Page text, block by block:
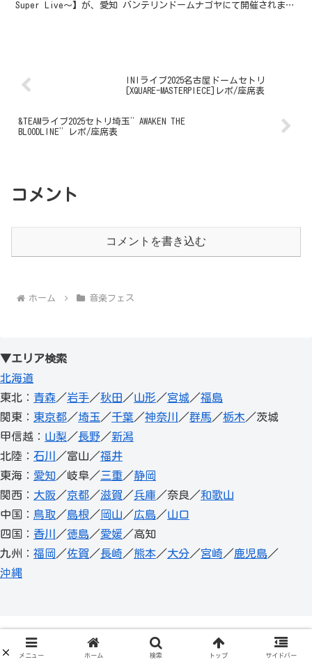
Super Live～】が、愛知 バンテリンドームナゴヤにて開催されま
INIライブ2025名古屋ドームセトリ
[XQUARE-MASTERPIECE]レポ/座席表
&TEAMライブ2025セトリ埼玉”AWAKEN THE
BLOODLINE”レポ/座席表
コメント
コメントを書き込む
ホーム 音楽フェス
▼エリア検索
北海道
東北： 青森／岩手／秋田 ／山形／宮城 ／福島
関東： 東京都／埼玉 ／千葉 ／神奈川 ／群馬 ／栃木 ／茨城
甲信越： 山梨 ／長野／新潟
北陸： 石川 ／富山／福井
東海： 愛知／岐阜／三重／静岡
関西： 大阪／京都／滋賀 ／兵庫 ／奈良／和歌山
中国： 鳥取／島根 ／ 岡山 ／広島／山口
四国： 香川 ／徳島／愛媛 ／高知
九州： 福岡 ／佐賀 ／長崎 ／熊本／大分／宮崎 ／鹿児島／
沖縄
メニュー ホーム 検索 トップ サイドバー